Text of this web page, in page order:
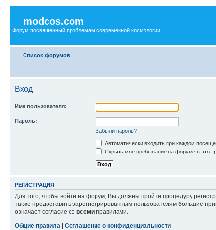
modcos.com
Форум посвященный проблемам современной космологии
Список форумов
Вход
Имя пользователя:
Пароль:
Забыли пароль?
Автоматически входить при каждом
Скрыть мое пребывание на форуме в этот
РЕГИСТРАЦИЯ
Для того, чтобы войти на форум, Вы должны пройти процедуру
также предоставить зарегистрированным пользователям большие
означает согласие со всеми правилами.
Общие правила
Соглашение о конфиденциальности